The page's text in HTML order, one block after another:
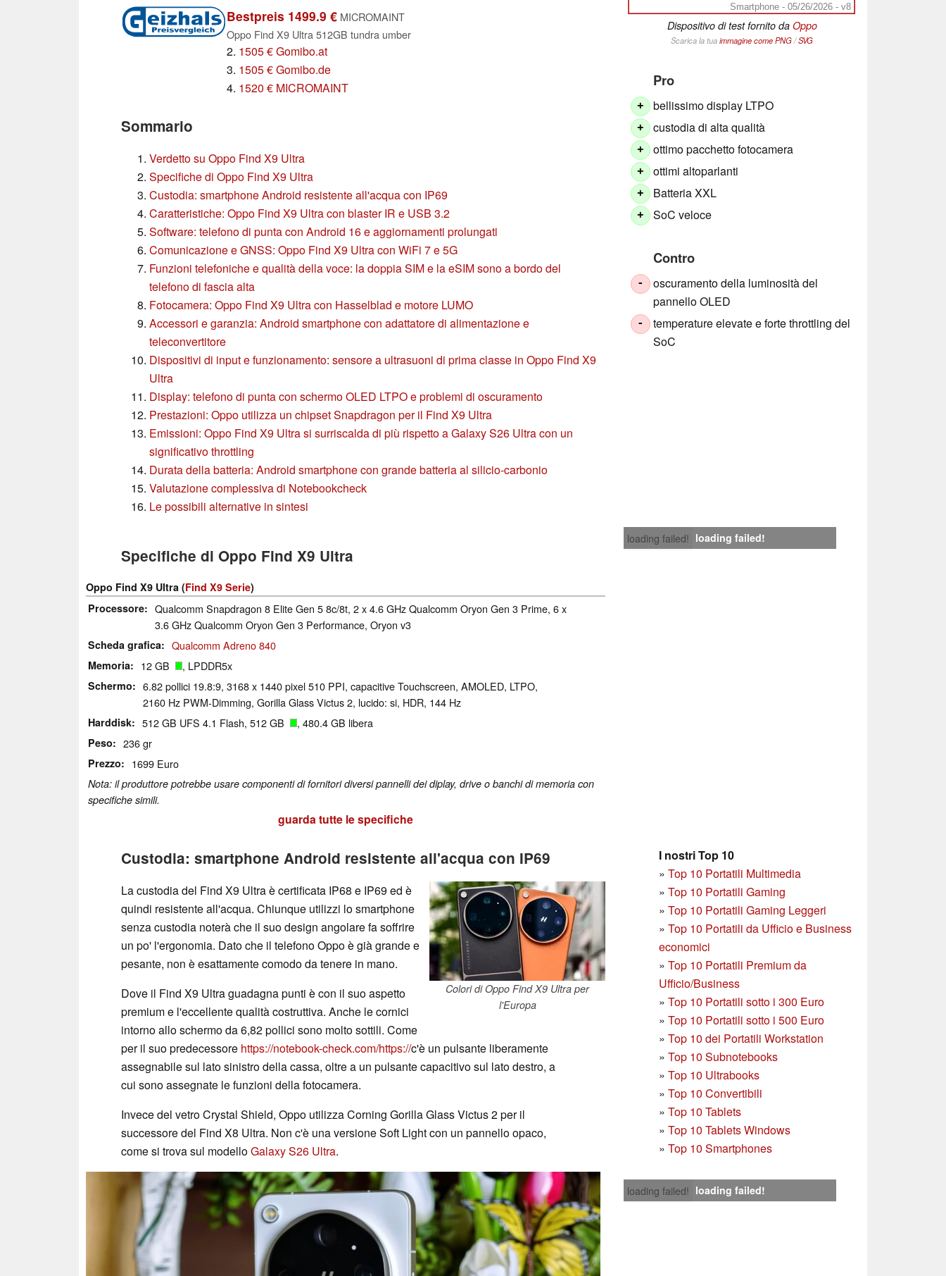
Smartphone - 05/26/2026 - v8
Dispositivo di test fornito da Oppo
Scarica la tuaimmagine comePNG/SVG
Pro
+ bellissimo display LTPO
+ custodia di alta qualità
+ ottimo pacchetto fotocamera
+ ottimi altoparlanti
+ Batteria XXL
+ SoC veloce
Contro
-
oscuramento della luminosità del
pannello OLED
-
temperature elevate e forte throttling del
SoC
Bestpreis 1499.9 € MICROMAINT
Oppo Find X9 Ultra 512GB tundra umber
2. 1505 € Gomibo.at
3. 1505 € Gomibo.de
4. 1520 € MICROMAINT
Sommario
Verdetto su Oppo Find X9 Ultra
Specifiche di Oppo Find X9 Ultra
Custodia: smartphone Android resistente all'acqua con IP69
Caratteristiche: Oppo Find X9 Ultra con blaster IR e USB 3.2
Software: telefono di punta con Android 16 e aggiornamenti prolungati
Comunicazione e GNSS: Oppo Find X9 Ultra con WiFi 7 e 5G
Funzioni telefoniche e qualità della voce: la doppia SIM e la eSIM sono a bordo del
telefono di fascia alta
Fotocamera: Oppo Find X9 Ultra con Hasselblad e motore LUMO
Accessori e garanzia: Android smartphone con adattatore di alimentazione e
teleconvertitore
Dispositivi di input e funzionamento: sensore a ultrasuoni di prima classe in Oppo Find X9
Ultra
Display: telefono di punta con schermo OLED LTPO e problemi di oscuramento
Prestazioni: Oppo utilizza un chipset Snapdragon per il Find X9 Ultra
Emissioni: Oppo Find X9 Ultra si surriscalda di più rispetto a Galaxy S26 Ultra con un
significativo throttling
Durata della batteria: Android smartphone con grande batteria al silicio-carbonio
Valutazione complessiva di Notebookcheck
Le possibili alternative in sintesi
loading failed! loading failed!
Specifiche di Oppo Find X9 Ultra
Oppo Find X9 Ultra (Find X9 Serie)
Processore
Qualcomm Snapdragon 8 Elite Gen 5 8c/8t, 2 x 4.6 GHz Qualcomm Oryon Gen 3 Prime, 6 x
3.6 GHz Qualcomm Oryon Gen 3 Performance, Oryon v3
Scheda grafica Qualcomm Adreno 840
Memoria 12 GB , LPDDR5x
Schermo
6.82 pollici 19.8:9, 3168 x 1440 pixel 510 PPI, capacitive Touchscreen, AMOLED, LTPO,
2160 Hz PWM-Dimming, Gorilla Glass Victus 2, lucido: si, HDR, 144 Hz
Harddisk 512 GB UFS 4.1 Flash, 512 GB , 480.4 GB libera
Peso 236 gr
Prezzo 1699 Euro
Nota: il produttore potrebbe usare componenti di fornitori diversi pannelli dei diplay, drive o banchi di memoria con
specifiche simili.
guarda tutte le specifiche
I nostri Top 10
» Top 10 Portatili Multimedia
» Top 10 Portatili Gaming
» Top 10 Portatili Gaming Leggeri
» Top 10 Portatili da Ufficio e Business
economici
» Top 10 Portatili Premium da
Ufficio/Business
» Top 10 Portatili sotto i 300 Euro
» Top 10 Portatili sotto i 500 Euro
» Top 10 dei Portatili Workstation
» Top 10 Subnotebooks
» Top 10 Ultrabooks
» Top 10 Convertibili
» Top 10 Tablets
» Top 10 Tablets Windows
» Top 10 Smartphones
Custodia: smartphone Android resistente all'acqua con IP69
Colori di Oppo Find X9 Ultra per
l'Europa
La custodia del Find X9 Ultra è certificata IP68 e IP69 ed è
quindi resistente all'acqua. Chiunque utilizzi lo smartphone
senza custodia noterà che il suo design angolare fa soffrire
un po' l'ergonomia. Dato che il telefono Oppo è già grande e
pesante, non è esattamente comodo da tenere in mano.
Dove il Find X9 Ultra guadagna punti è con il suo aspetto
premium e l'eccellente qualità costruttiva. Anche le cornici
intorno allo schermo da 6,82 pollici sono molto sottili. Come
per il suo predecessore https://notebook-check.com/https://c'è un pulsante liberamente
assegnabile sul lato sinistro della cassa, oltre a un pulsante capacitivo sul lato destro, a
cui sono assegnate le funzioni della fotocamera.
Invece del vetro Crystal Shield, Oppo utilizza Corning Gorilla Glass Victus 2 per il
successore del Find X8 Ultra. Non c'è una versione Soft Light con un pannello opaco,
come si trova sul modelloGalaxy S26 Ultra.
loading failed! loading failed!